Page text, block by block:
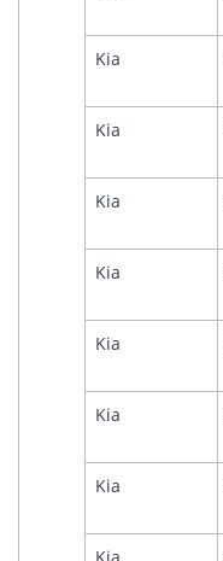
Kia
Kia
Kia
Kia
Kia
Kia
Kia
Kia